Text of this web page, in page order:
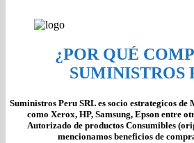
¿POR QUÉ
SUMINISTROS
Suministros Peru SRL es socio estrategicos
como Xerox, HP, Samsung, Epson entre
Autorizado de productos Consumibles
mencionamos beneficios de